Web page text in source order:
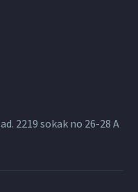
2219 sokak no 26-28 A